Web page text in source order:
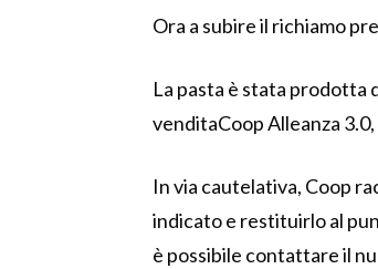
Ora a subire il richiamo
La pasta è stata prodotta
venditaCoop Alleanza
In via cautelativa, Coop
indicato e restituirlo al
è possibile contattare il